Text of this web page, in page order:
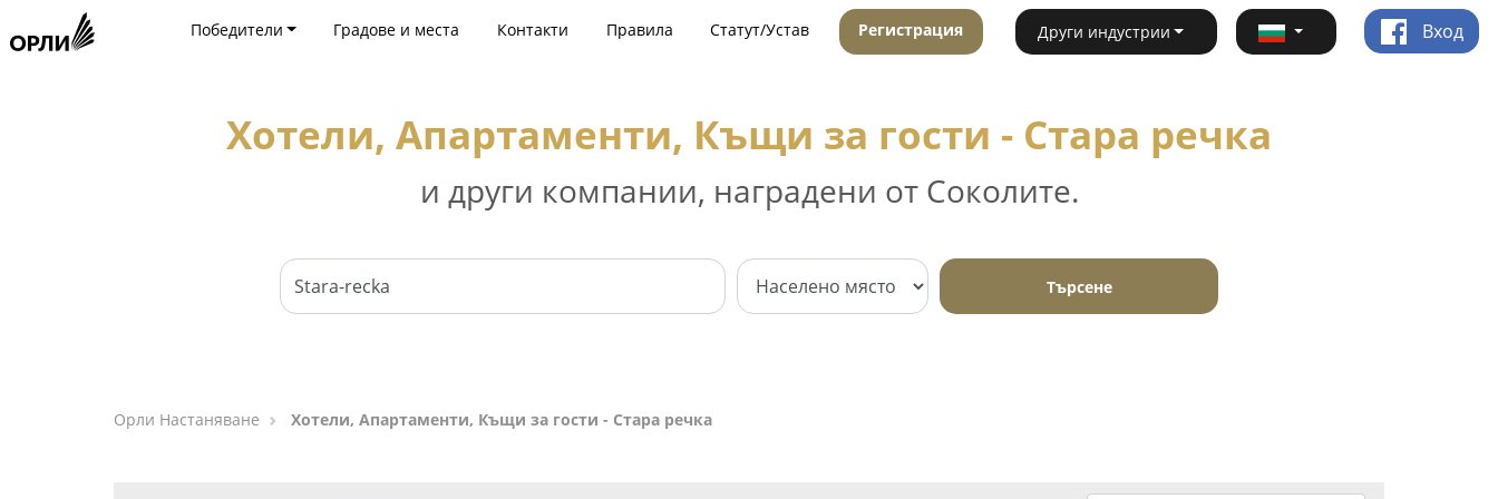
Победители Градове и места Контакти Правила Статут/Устав Регистрация Други индустрии Вход
Хотели, Апартаменти, Къщи за гости - Стара речка
и други компании, наградени от Соколите.
Търсене
Орли Настаняване Хотели, Апартаменти, Къщи за гости - Стара речка